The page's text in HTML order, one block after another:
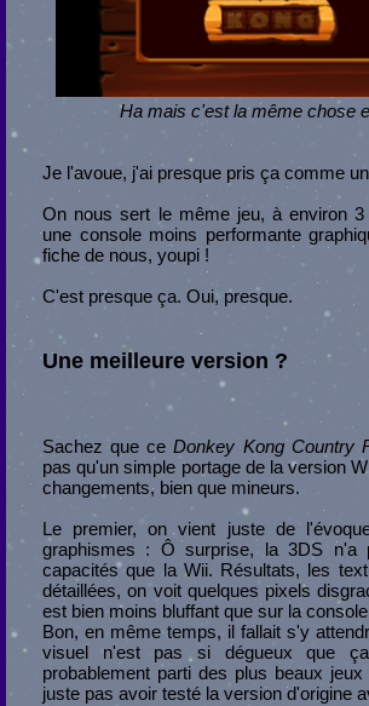
Ha mais c'est la même chose
Je l'avoue, j'ai presque pris ça comme
On nous sert le même jeu, à environ
une console moins performante
fiche de nous, youpi !
C'est presque ça. Oui, presque.
Une meilleure version ?
Sachez que ceDonkey Kong Country
pas qu'un simple portage de la version
changements, bien que mineurs.
Le premier, on vient juste de
graphismes : Ô surprise, la 3DS n'a
capacités que la Wii. Résultats, les
détaillées, on voit quelques pixels
est bien moins bluffant que sur la
Bon, en même temps, il fallait s'y
visuel n'est pas si dégueux que
probablement parti des plus beaux
juste pas avoir testé la version d'origine